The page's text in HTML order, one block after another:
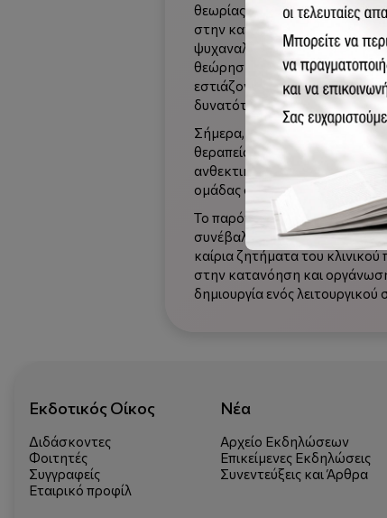
θεωρίας για την ψυχική
στην κατανόηση του ζεύγους
ψυχαναλυτικού
θεώρησης του ζεύγους per se.
εστιάζοντας στα ψυχικά όρια
δυνατότητα δημιουργίας ενός
Σήμερα, υπάρχει αυξημένη
θεραπεία όσο και με τη
ανθεκτικότητα των
ομάδας σε κρίση,
Το παρόν βιβλίο χωρίζεται σε
συνέβαλαν στη θεμελίωση
καίρια ζητήματα του κλινικού
στην κατανόηση και οργάνωση
δημιουργία ενός
Εκδοτικός Οίκος
Διδάσκοντες
Φοιτητές
Συγγραφείς
Εταιρικό προφίλ
Νέα
Αρχείο Εκδηλώσεων
Επικείμενες Εκδηλώσεις
Συνεντεύξεις και Άρθρα